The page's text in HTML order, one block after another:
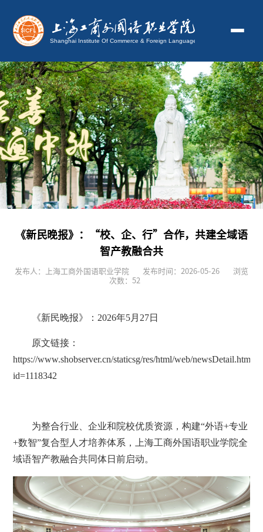
《新民晚报》：“校、企、行”合作，共建全域语
智产教融合共
发布人：上海工商外国语职业学院 发布时间：2026-05-26
浏览
次数：52
《新民晚报》：2026年5月27日
原文链接：
https://www.shobserver.cn/staticsg/res/html/web/newsDetail.html?
id=1118342
为整合行业、企业和院校优质资源，构建“外语+专业
+数智”复合型人才培养体系，上海工商外国语职业学院全
域语智产教融合共同体日前启动。